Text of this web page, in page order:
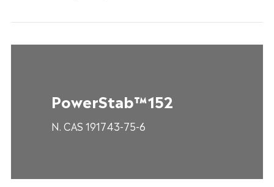
PowerStab™152
N. CAS 191743-75-6